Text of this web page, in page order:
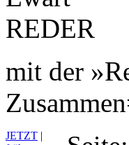
mit der
JETZT |